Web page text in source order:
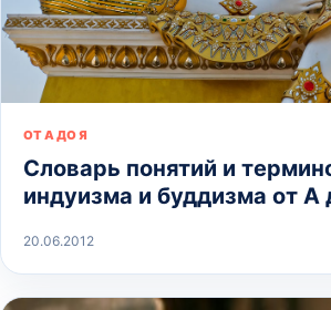
ОТ А ДО Я
Словарь понятий и
индуизма и буддизма от А
20.06.2012